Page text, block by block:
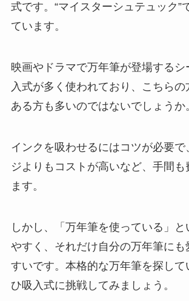
式です。“マイスターシュテュック”
ています。
映画やドラマで万年筆が登場するシ
入式が多く使われており、こちら
ある方も多いのではないでしょうか
インクを吸わせるにはコツが必要で
ジよりもコストが高いなど、手間も
ます。
しかし、
「万年筆を使っている」
やすく、それだけ自分の万年筆にも
すいです。本格的な万年筆を探して
ひ吸入式に挑戦してみましょう。